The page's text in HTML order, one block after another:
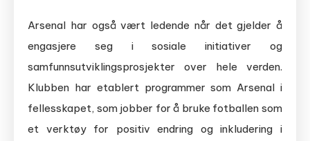
Arsenal har også vært ledende når det gjelder å
engasjere seg i sosiale initiativer og
samfunnsutviklingsprosjekter over hele verden.
Klubben har etablert programmer som Arsenal i
fellesskapet, som jobber for å bruke fotballen som
et verktøy for positiv endring og inkludering i